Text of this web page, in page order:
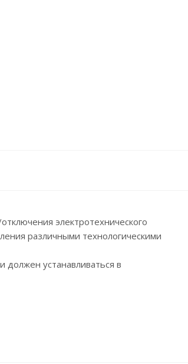
электротехнического
различными технологическими
устанавливаться в